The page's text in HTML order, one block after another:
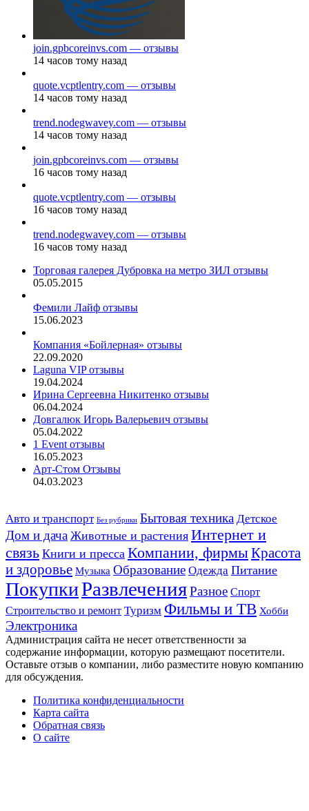
join.gpbcoreinvs.com — отзывы
14 часов тому назад
quote.vcptlentry.com — отзывы
14 часов тому назад
trend.nodegwavey.com — отзывы
14 часов тому назад
join.gpbcoreinvs.com — отзывы
16 часов тому назад
quote.vcptlentry.com — отзывы
16 часов тому назад
trend.nodegwavey.com — отзывы
16 часов тому назад
Торговая галерея Дубровка на метро ЗИЛ отзывы
05.05.2015
Фемили Лайф отзывы
15.06.2023
Компания «Бойлерная» отзывы
22.09.2020
Laguna VIP отзывы
19.04.2024
Ирина Сергеевна Никитенко отзывы
06.04.2024
Довгалюк Игорь Валерьевич отзывы
05.04.2022
1 Event отзывы
16.05.2023
Арт-Стом Отзывы
04.03.2023
Авто и транспорт Без рубрики Бытовая техника Детское
Дом и дача Животные и растения Интернет и
связь Книги и пресса Компании, фирмыКрасота
и здоровье Музыка Образование Одежда Питание
ПокупкиРазвлеченияРазное Спорт
Строительство и ремонт Туризм Фильмы и ТВ Хобби
Электроника
Администрация сайта не несет ответственности за
содержание информации, которую размещают посетители.
Оставьте отзыв о компании, либо разместите новую компанию
для обсуждения.
Политика конфиденциальности
Карта сайта
Обратная связь
О сайте